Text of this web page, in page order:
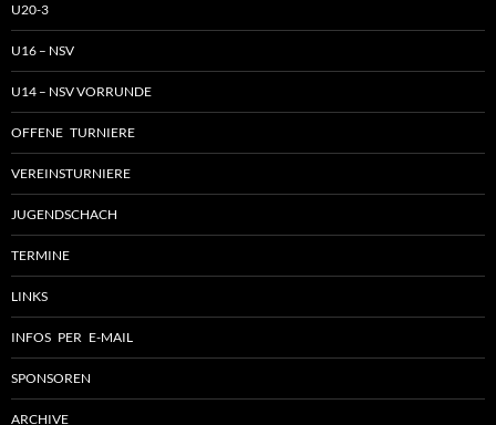
U20-3
U16 – NSV
U14 – NSV VORRUNDE
OFFENE TURNIERE
VEREINSTURNIERE
JUGENDSCHACH
TERMINE
LINKS
INFOS PER E-MAIL
SPONSOREN
ARCHIVE